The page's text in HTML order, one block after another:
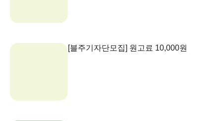
[블주기자단모집] 원고료 10,000원